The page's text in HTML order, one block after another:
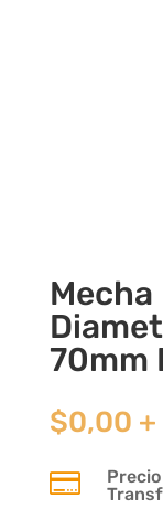
70mm
$0,00 +
